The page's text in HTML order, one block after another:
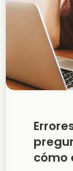
cómo